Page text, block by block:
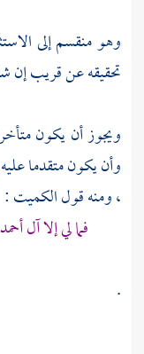
وهو منقسم إلى
تحقيقه عن قريب إن
ويجوز أن يكون
وأن يكون متقدما
، ومنه قول الكميت :
فما لي إلا آل
.